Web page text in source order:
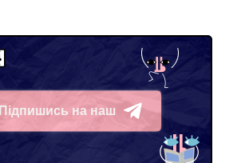
Підпишись на наш
Telegram